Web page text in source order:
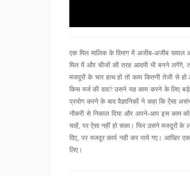
एक मिल मालिक के दिमाग में अजीब-अजीब ख्याल
मिल में और चीजों की तरह आदमी भी बनने लगेंगे,
मजदूरों के चार हाथ हो तो काम कितनी तेजी से
किस मर्ज की दवा? उसने यह काम करने के लिए बड़े
प्रयोग करने के बाद वैज्ञानिकों ने कहा कि ऐसा
नौकरी से निकाल दिया और अपने-आप इस काम
चाहें, पर ऐसा नहीं हो सका। फिर उसने मजदूरों
दिए, पर मजदूर कार्य नही कर पाये गए।
लिए।